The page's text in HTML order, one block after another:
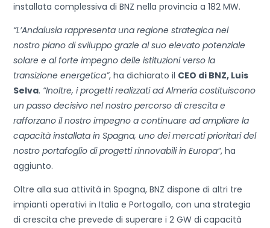
installata complessiva di BNZ nella provincia a 182 MW.
“L’Andalusia rappresenta una regione strategica nel
nostro piano di sviluppo grazie al suo elevato potenziale
solare e al forte impegno delle istituzioni verso la
transizione energetica”, ha dichiarato il CEO di BNZ, Luis
Selva. “Inoltre, i progetti realizzati ad Almería costituiscono
un passo decisivo nel nostro percorso di crescita e
rafforzano il nostro impegno a continuare ad ampliare la
capacità installata in Spagna, uno dei mercati prioritari del
nostro portafoglio di progetti rinnovabili in Europa”, ha
aggiunto.
Oltre alla sua attività in Spagna, BNZ dispone di altri tre
impianti operativi in Italia e Portogallo, con una strategia
di crescita che prevede di superare i 2 GW di capacità